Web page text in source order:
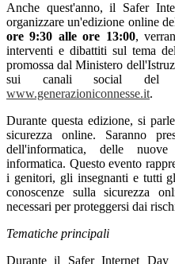
Anche quest'anno, il Safer
organizzare un'edizione online
ore 9:30 alle ore 13:00,
interventi e dibattiti sul tema
promossa dal Ministero
sui canali social del
www.generazioniconnesse.it.
Durante questa edizione, si
sicurezza online. Saranno
dell'informatica, delle
informatica. Questo evento
i genitori, gli insegnanti e tutti
conoscenze sulla sicurezza
necessari per proteggersi dai
Tematiche principali
Durante il Safer Internet Day